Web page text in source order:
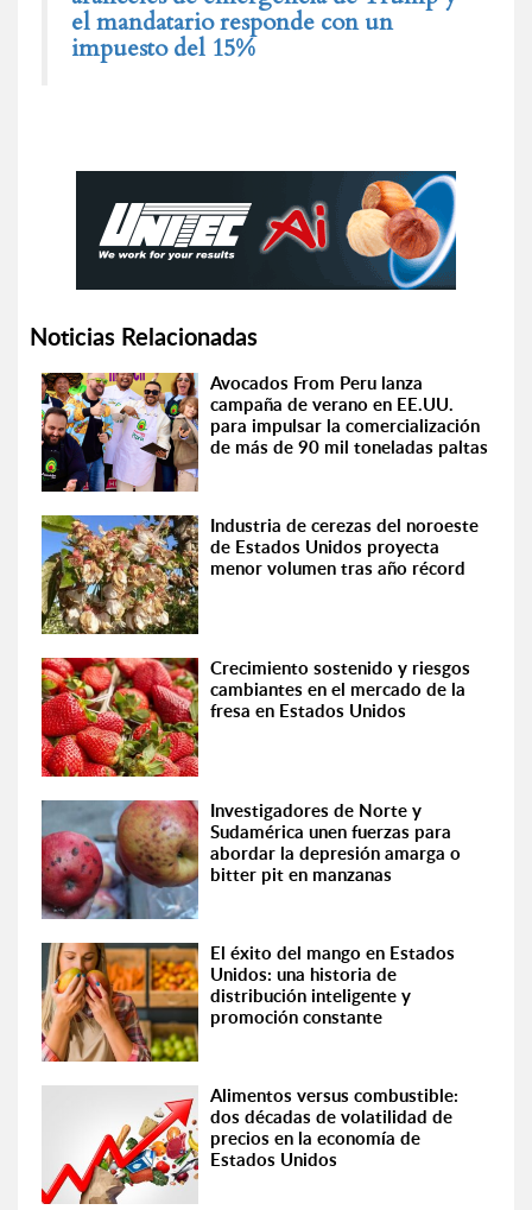
el mandatario responde con un
impuesto del 15%
Noticias Relacionadas
Avocados From Peru lanza
campaña de verano en EE.UU.
para impulsar la comercialización
de más de 90 mil toneladas paltas
Industria de cerezas del noroeste
de Estados Unidos proyecta
menor volumen tras año récord
Crecimiento sostenido y riesgos
cambiantes en el mercado de la
fresa en Estados Unidos
Investigadores de Norte y
Sudamérica unen fuerzas para
abordar la depresión amarga o
bitter pit en manzanas
El éxito del mango en Estados
Unidos: una historia de
distribución inteligente y
promoción constante
Alimentos versus combustible:
dos décadas de volatilidad de
precios en la economía de
Estados Unidos